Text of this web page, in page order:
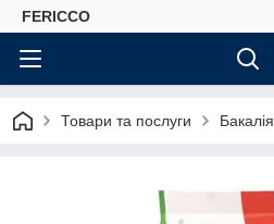
FERICCO
Товари та послуги Бакалія